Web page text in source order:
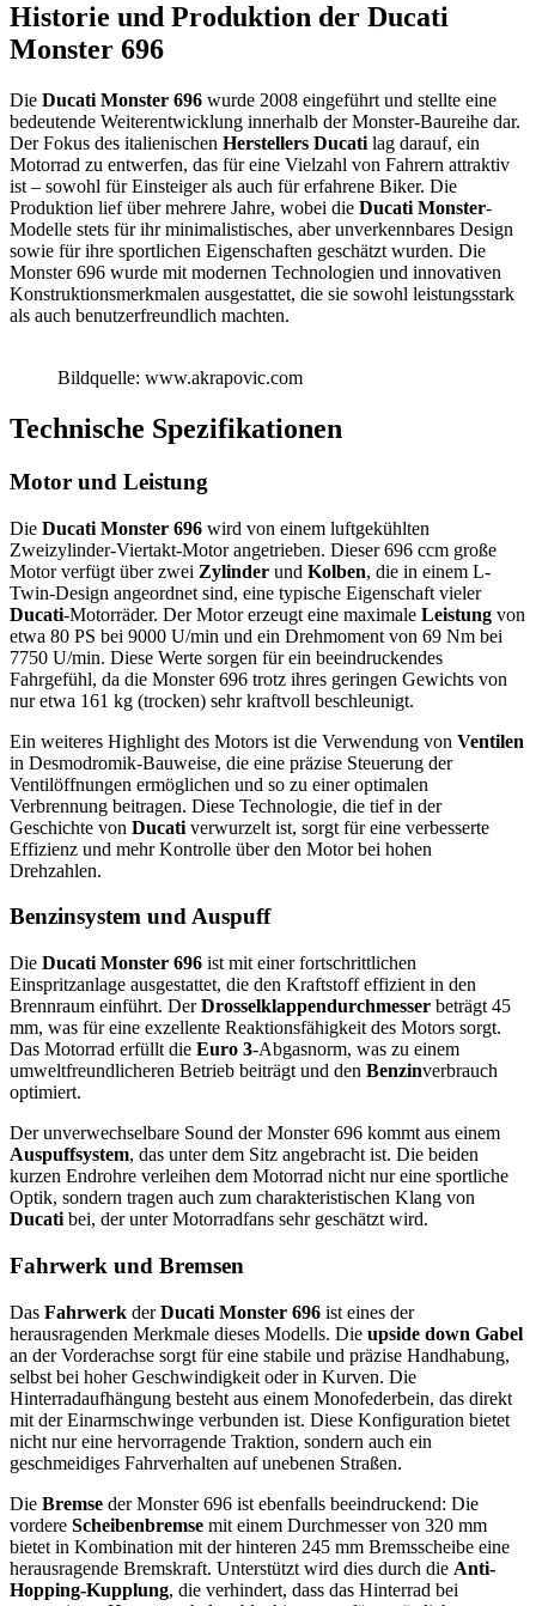
Historie und Produktion der Ducati
Monster 696
Die Ducati Monster 696 wurde 2008 eingeführt und stellte eine
bedeutende Weiterentwicklung innerhalb der Monster-Baureihe dar.
Der Fokus des italienischen Herstellers Ducati lag darauf, ein
Motorrad zu entwerfen, das für eine Vielzahl von Fahrern attraktiv
ist – sowohl für Einsteiger als auch für erfahrene Biker. Die
Produktion lief über mehrere Jahre, wobei die Ducati Monster-
Modelle stets für ihr minimalistisches, aber unverkennbares Design
sowie für ihre sportlichen Eigenschaften geschätzt wurden. Die
Monster 696 wurde mit modernen Technologien und innovativen
Konstruktionsmerkmalen ausgestattet, die sie sowohl leistungsstark
als auch benutzerfreundlich machten.
Bildquelle: www.akrapovic.com
Technische Spezifikationen
Motor und Leistung
Die Ducati Monster 696 wird von einem luftgekühlten
Zweizylinder-Viertakt-Motor angetrieben. Dieser 696 ccm große
Motor verfügt über zwei Zylinder und Kolben, die in einem L-
Twin-Design angeordnet sind, eine typische Eigenschaft vieler
Ducati-Motorräder. Der Motor erzeugt eine maximale Leistung von
etwa 80 PS bei 9000 U/min und ein Drehmoment von 69 Nm bei
7750 U/min. Diese Werte sorgen für ein beeindruckendes
Fahrgefühl, da die Monster 696 trotz ihres geringen Gewichts von
nur etwa 161 kg (trocken) sehr kraftvoll beschleunigt.
Ein weiteres Highlight des Motors ist die Verwendung von Ventilen
in Desmodromik-Bauweise, die eine präzise Steuerung der
Ventilöffnungen ermöglichen und so zu einer optimalen
Verbrennung beitragen. Diese Technologie, die tief in der
Geschichte von Ducati verwurzelt ist, sorgt für eine verbesserte
Effizienz und mehr Kontrolle über den Motor bei hohen
Drehzahlen.
Benzinsystem und Auspuff
Die Ducati Monster 696 ist mit einer fortschrittlichen
Einspritzanlage ausgestattet, die den Kraftstoff effizient in den
Brennraum einführt. DerDrosselklappendurchmesser beträgt 45
mm, was für eine exzellente Reaktionsfähigkeit des Motors sorgt.
Das Motorrad erfüllt die Euro 3-Abgasnorm, was zu einem
umweltfreundlicheren Betrieb beiträgt und den Benzinverbrauch
optimiert.
Der unverwechselbare Sound der Monster 696 kommt aus einem
Auspuffsystem, das unter dem Sitz angebracht ist. Die beiden
kurzen Endrohre verleihen dem Motorrad nicht nur eine sportliche
Optik, sondern tragen auch zum charakteristischen Klang von
Ducati bei, der unter Motorradfans sehr geschätzt wird.
Fahrwerk und Bremsen
Das Fahrwerk derDucati Monster 696 ist eines der
herausragenden Merkmale dieses Modells. Die upside down Gabel
an der Vorderachse sorgt für eine stabile und präzise Handhabung,
selbst bei hoher Geschwindigkeit oder in Kurven. Die
Hinterradaufhängung besteht aus einem Monofederbein, das direkt
mit der Einarmschwinge verbunden ist. Diese Konfiguration bietet
nicht nur eine hervorragende Traktion, sondern auch ein
geschmeidiges Fahrverhalten auf unebenen Straßen.
Die Bremse der Monster 696 ist ebenfalls beeindruckend: Die
vordere Scheibenbremse mit einem Durchmesser von 320 mm
bietet in Kombination mit der hinteren 245 mm Bremsscheibe eine
herausragende Bremskraft. Unterstützt wird dies durch die Anti-
Hopping-Kupplung, die verhindert, dass das Hinterrad bei